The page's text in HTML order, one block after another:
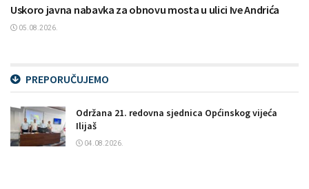
Uskoro javna nabavka za obnovu mosta u ulici Ive Andrića
05.08.2026.
PREPORUČUJEMO
Održana 21. redovna sjednica Općinskog vijeća
Ilijaš
04.08.2026.